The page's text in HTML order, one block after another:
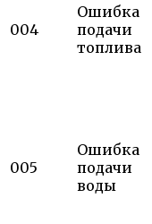
004
Ошибка
подачи
топлива
005
Ошибка
подачи
воды